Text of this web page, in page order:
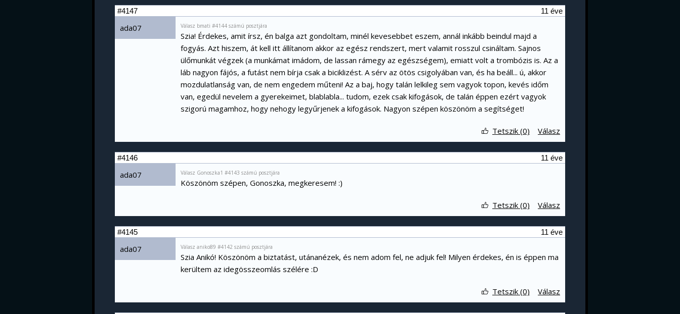
11 éve
#4147
ada07 Válasz bmati #4144 számú posztjára
Szia! Érdekes, amit írsz, én balga azt gondoltam, minél kevesebbet eszem, annál inkább beindul majd a
fogyás. Azt hiszem, át kell itt állítanom akkor az egész rendszert, mert valamit rosszul csináltam. Sajnos
ülőmunkát végzek (a munkámat imádom, de lassan rámegy az egészségem), emiatt volt a trombózis is. Az a
láb nagyon fájós, a futást nem bírja csak a biciklizést. A sérv az ötös csigolyában van, és ha beáll... ú, akkor
mozdulatlanság van, de nem engedem műteni! Az a baj, hogy talán lelkileg sem vagyok topon, kevés időm
van, egedül nevelem a gyerekeimet, blablabla... tudom, ezek csak kifogások, de talán éppen ezért vagyok
szigorú magamhoz, hogy nehogy legyűrjenek a kifogások. Nagyon szépen köszönöm a segítséget!
Válasz
Tetszik (0)
11 éve
#4146
ada07 Válasz Gonoszka1 #4143 számú posztjára
Köszönöm szépen, Gonoszka, megkeresem! :)
Válasz
Tetszik (0)
11 éve
#4145
ada07 Válasz aniko89 #4142 számú posztjára
Szia Anikó! Köszönöm a biztatást, utánanézek, és nem adom fel, ne adjuk fel! Milyen érdekes, én is éppen ma
kerültem az idegösszeomlás szélére :D
Válasz
Tetszik (0)